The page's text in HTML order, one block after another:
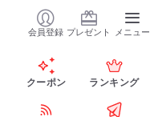
会員登録 プレゼント メニュー
クーポン ランキング